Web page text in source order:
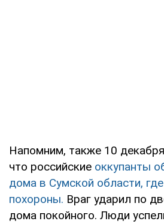
Напомним, также 10
что российские оккупанты
дома в Сумской области,
похороны. Враг ударил по
дома покойного. Люди